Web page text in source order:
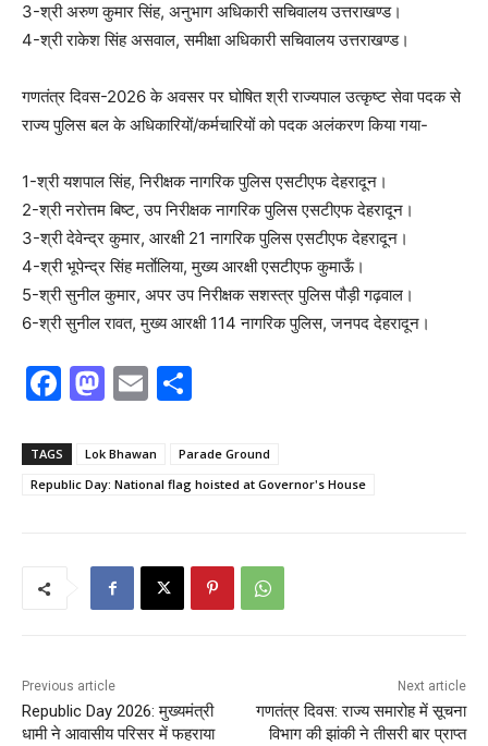
3-श्री अरुण कुमार सिंह, अनुभाग अधिकारी सचिवालय उत्तराखण्ड।
4-श्री राकेश सिंह असवाल, समीक्षा अधिकारी सचिवालय उत्तराखण्ड।
गणतंत्र दिवस-2026 के अवसर पर घोषित श्री राज्यपाल उत्कृष्ट सेवा पदक से
राज्य पुलिस बल के अधिकारियों/कर्मचारियों को पदक अलंकरण किया गया-
1-श्री यशपाल सिंह, निरीक्षक नागरिक पुलिस एसटीएफ देहरादून।
2-श्री नरोत्तम बिष्ट, उप निरीक्षक नागरिक पुलिस एसटीएफ देहरादून।
3-श्री देवेन्द्र कुमार, आरक्षी 21 नागरिक पुलिस एसटीएफ देहरादून।
4-श्री भूपेन्द्र सिंह मर्ताेलिया, मुख्य आरक्षी एसटीएफ कुमाऊँ।
5-श्री सुनील कुमार, अपर उप निरीक्षक सशस्त्र पुलिस पौड़ी गढ़वाल।
6-श्री सुनील रावत, मुख्य आरक्षी 114 नागरिक पुलिस, जनपद देहरादून।
F
c
e
M
st
o
o
n
E
ai
l
ar
e
TAGS Lok Bhawan
Parade Ground
Republic Day: National flag hoisted at Governor's House
Previous article
Republic Day 2026: मुख्यमंत्री
धामी ने आवासीय परिसर में फहराया
Next article
गणतंत्र दिवस: राज्य समारोह में सूचना
विभाग की झांकी ने तीसरी बार प्राप्त